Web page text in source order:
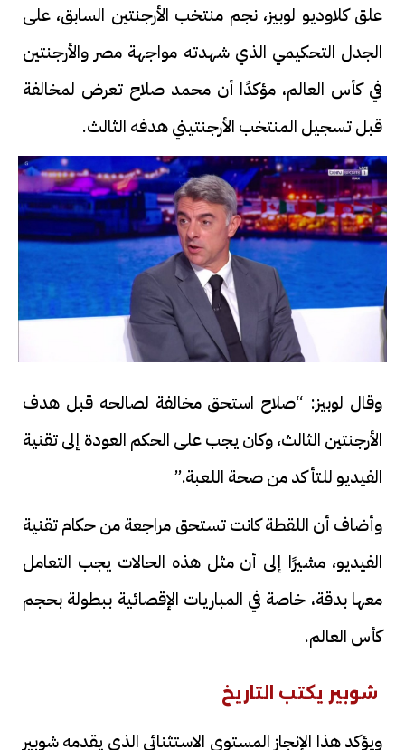
علق كلاوديو لوبيز، نجم منتخب الأرجنتين السابق، على
الجدل التحكيمي الذي شهدته مواجهة مصر والأرجنتين
في كأس العالم، مؤكدًا أن محمد صلاح تعرض لمخالفة
قبل تسجيل المنتخب الأرجنتيني هدفه الثالث.
وقال لوبيز: “صلاح استحق مخالفة لصالحه قبل هدف
الأرجنتين الثالث، وكان يجب على الحكم العودة إلى تقنية
الفيديو للتأكد من صحة اللعبة.”
وأضاف أن اللقطة كانت تستحق مراجعة من حكام تقنية
الفيديو، مشيرًا إلى أن مثل هذه الحالات يجب التعامل
معها بدقة، خاصة في المباريات الإقصائية ببطولة بحجم
كأس العالم.
شوبير يكتب التاريخ
ويؤكد هذا الإنجاز المستوى الاستثنائي الذي يقدمه شوبير